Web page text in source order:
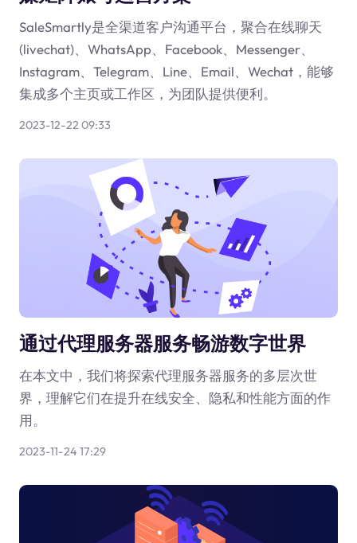
SaleSmartly是全渠道客户沟通平台，聚合在线聊天
(livechat)、WhatsApp、Facebook、Messenger、
Instagram、Telegram、Line、Email、Wechat，能够
集成多个主页或工作区，为团队提供便利。
2023-12-22 09:33
通过代理服务器服务畅游数字世界
在本文中，我们将探索代理服务器服务的多层次世
界，理解它们在提升在线安全、隐私和性能方面的作
用。
2023-11-24 17:29